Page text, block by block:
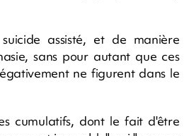
assisté, et de manière
sans pour autant que ces
ne figurent dans le
cumulatifs, dont le fait d'être